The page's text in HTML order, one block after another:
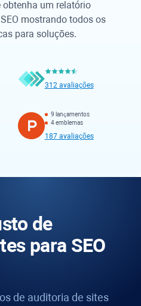
um relatório
mostrando todos os
para soluções.
312 avaliações
9 lançamentos
4 emblemas
187 avaliações
de
para SEO
de auditoria de sites